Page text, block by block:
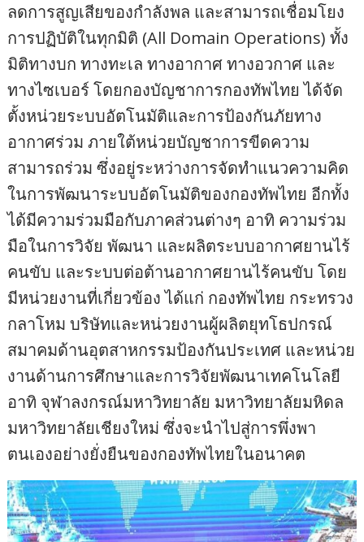
ลดการสูญเสียของกำลังพล และสามารถเชื่อมโยง
การปฏิบัติในทุกมิติ (All Domain Operations) ทั้ง
มิติทางบก ทางทะเล ทางอากาศ ทางอวกาศ และ
ทางไซเบอร์ โดยกองบัญชาการกองทัพไทย ได้จัด
ตั้งหน่วยระบบอัตโนมัติและการป้องกันภัยทาง
อากาศร่วม ภายใต้หน่วยบัญชาการขีดความ
สามารถร่วม ซึ่งอยู่ระหว่างการจัดทำแนวความคิด
ในการพัฒนาระบบอัตโนมัติของกองทัพไทย อีกทั้ง
ได้มีความร่วมมือกับภาคส่วนต่างๆ อาทิ ความร่วม
มือในการวิจัย พัฒนา และผลิตระบบอากาศยานไร้
คนขับ และระบบต่อต้านอากาศยานไร้คนขับ โดย
มีหน่วยงานที่เกี่ยวข้อง ได้แก่ กองทัพไทย กระทรวง
กลาโหม บริษัทและหน่วยงานผู้ผลิตยุทโธปกรณ์
สมาคมด้านอุตสาหกรรมป้องกันประเทศ และหน่วย
งานด้านการศึกษาและการวิจัยพัฒนาเทคโนโลยี
อาทิ จุฬาลงกรณ์มหาวิทยาลัย มหาวิทยาลัยมหิดล
มหาวิทยาลัยเชียงใหม่ ซึ่งจะนำไปสู่การพึ่งพา
ตนเองอย่างยั่งยืนของกองทัพไทยในอนาคต